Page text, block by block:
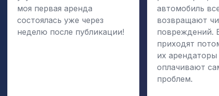
моя первая аренда
состоялась уже через
неделю после публикации!
автомобиль
возвращают
повреждений.
приходят
их арендаторы
оплачивают
проблем.